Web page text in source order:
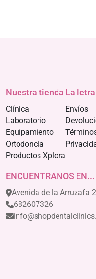
Nuestra tienda
Clínica
Laboratorio
Equipamiento
Ortodoncia
Productos Xplora
La
Envíos
ENCUENTRANOS EN...
Avenida de la Arruzafa
682607326